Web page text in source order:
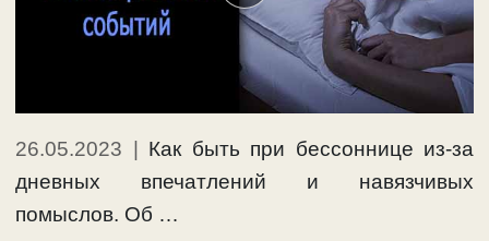
26.05.2023
Как быть при бессоннице из-за
дневных впечатлений и навязчивых
помыслов. Об …